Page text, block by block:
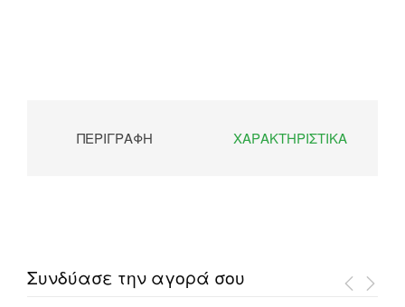
ΠΕΡΙΓΡΑΦΉ ΧΑΡΑΚΤΗΡΙΣΤΙΚΆ
Συνδύασε την αγορά σου